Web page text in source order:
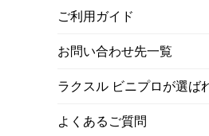
ご利用ガイド
お問い合わせ先一覧
ラクスル ビニプロが選ば
よくあるご質問